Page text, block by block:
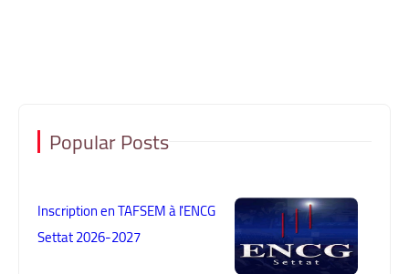
Popular Posts
Inscription en TAFSEM à l'ENCG
Settat 2026-2027